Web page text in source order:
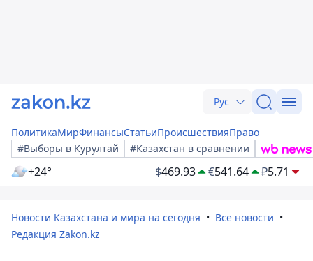
Рус
ПолитикаМирФинансыСтатьиПроисшествияПраво
#Выборы в Курултай
#Казахстан в сравнении
+24° $469.93 €541.64 ₽5.71
Новости Казахстана и мира на сегодня
Все новости
Редакция Zakon.kz